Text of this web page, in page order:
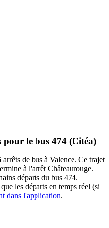
pour le bus 474 (Citéa)
de bus à Valence. Ce trajet
à l'arrêt Châteaurouge.
départs du bus 474.
les départs en temps réel (si
dans l'application.